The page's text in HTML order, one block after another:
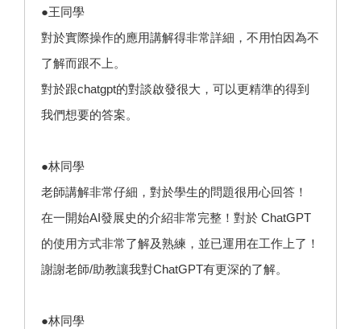
●王同學
對於實際操作的應用講解得非常詳細，不用怕因為不
了解而跟不上。
對於跟chatgpt的對談啟發很大，可以更精準的得到
我們想要的答案。
●林同學
老師講解非常仔細，對於學生的問題很用心回答！
在一開始AI發展史的介紹非常完整！對於 ChatGPT
的使用方式非常了解及熟練，並已運用在工作上了！
謝謝老師/助教讓我對ChatGPT有更深的了解。
●林同學